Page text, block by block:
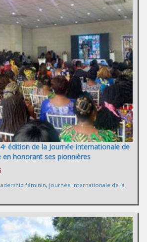
édition de la Journée internationale de
en honorant ses pionnières
féminin, journée internationale de la